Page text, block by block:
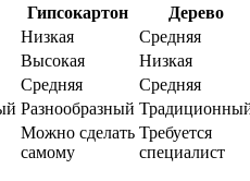
Гипсокартон
Дерево
Низкая
Средняя
Высокая
Низкая
Средняя
Средняя
Разнообразный
Можно сделать
самому
Требуется
специалист